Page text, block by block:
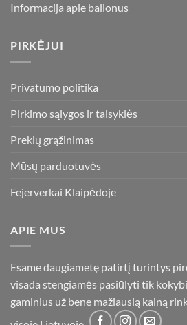
Informacija apie balionus
PIRKĖJUI
Privatumo politika
Pirkimo sąlygos ir taisyklės
Prekių grąžinimas
Mūsų parduotuvės
Fejerverkai Klaipėdoje
APIE MUS
Esame daugiametę patirtį turintys
visada stengiamės pasiūlyti tik
gaminius už bene mažiausią kainą